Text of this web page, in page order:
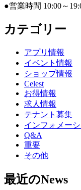
●営業時間 10:00～
カテゴリー
アプリ情報
イベント情報
ショップ情報
Celest
お得情報
求人情報
テナント募集
インフォメー
Q&A
重要
その他
最近のNews